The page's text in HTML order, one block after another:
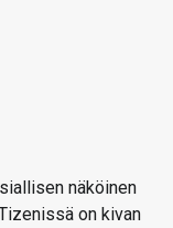
näköinen
on kivan